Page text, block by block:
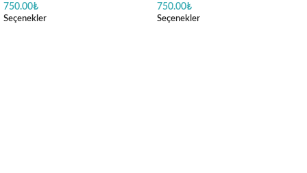
750.00₺
Seçenekler
750.00₺
Seçenekler